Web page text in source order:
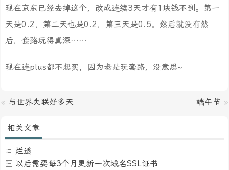
现在京东已经去掉这个，改成连续3天才有1块钱不到。第一
天是0.2，第二天也是0.2，第三天是0.5。然后就没有然
后，套路玩得真深……
现在连plus都不想买，因为老是玩套路，没意思~
« 与世界失联好多天 端午节 »
相关文章
烂透
以后需要每3个月更新一次域名SSL证书